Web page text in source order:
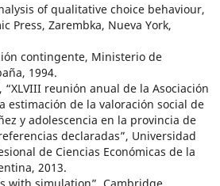
of qualitative choice behaviour,
Press, Zarembka, Nueva York,
contingente, Ministerio de
1994.
“XLVIII reunión anual de la Asociación
estimación de la valoración social de
y adolescencia en la provincia de
declaradas”, Universidad
de Ciencias Económicas de la
2013.